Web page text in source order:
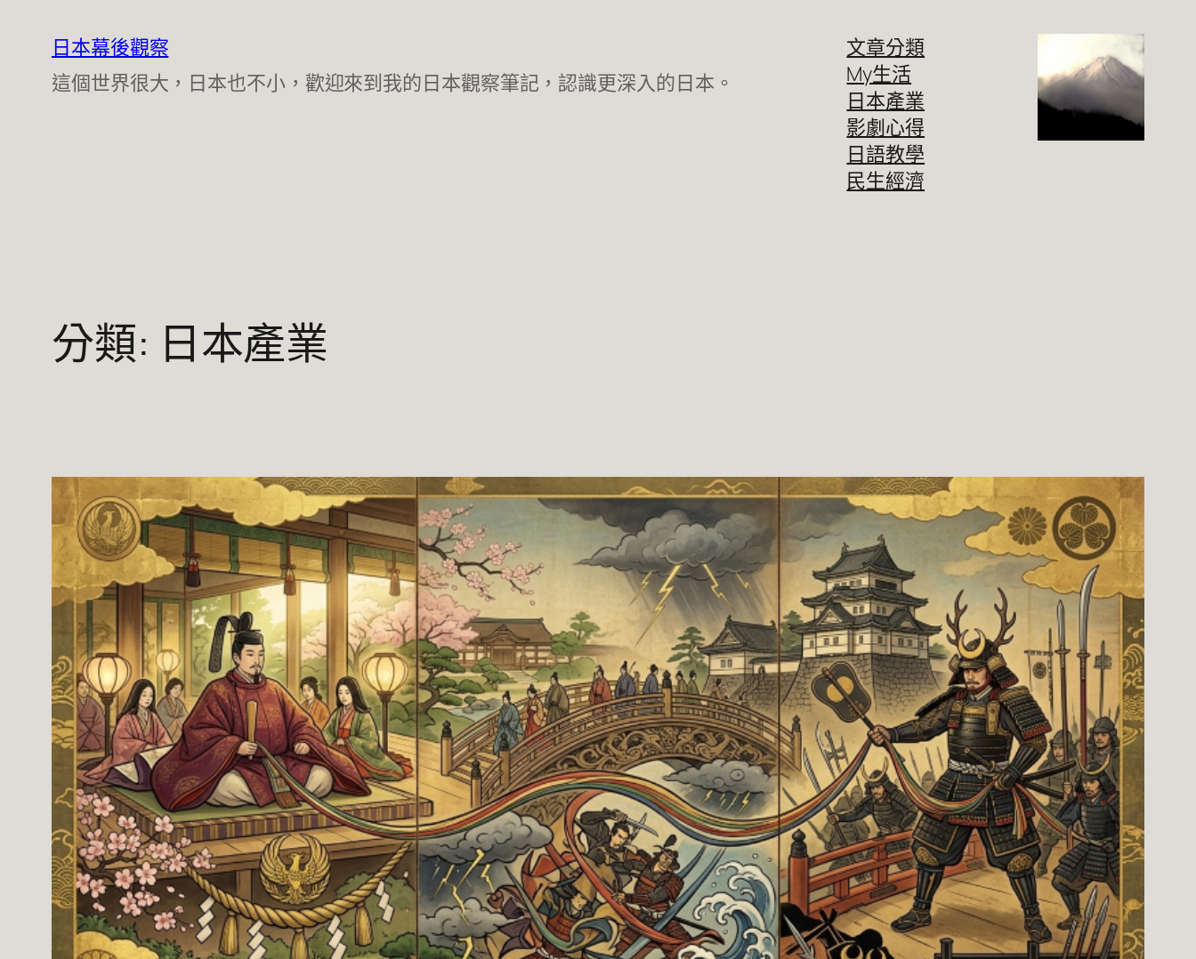
日本幕後觀察
這個世界很大，日本也不小，歡迎來到我的日本觀察筆記，認識更深入的日本。
文章分類
My生活
日本產業
影劇心得
日語教學
民生經濟
分類: 日本產業